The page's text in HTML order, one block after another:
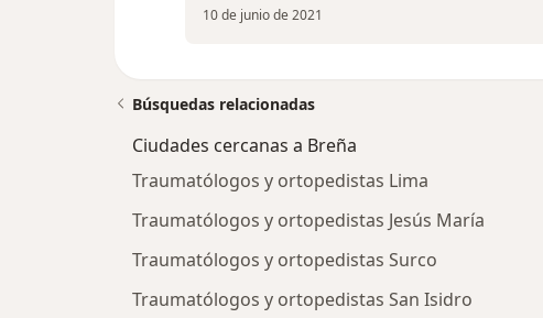
10 de junio de 2021
Búsquedas relacionadas
Ciudades cercanas a Breña
Traumatólogos y ortopedistas Lima
Traumatólogos y ortopedistas Jesús María
Traumatólogos y ortopedistas Surco
Traumatólogos y ortopedistas San Isidro